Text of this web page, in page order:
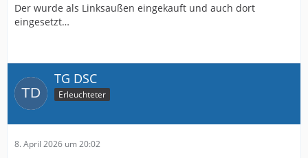
Der wurde als Linksaußen eingekauft und auch dort
eingesetzt…
TG DSC
Erleuchteter
8. April 2026 um 20:02